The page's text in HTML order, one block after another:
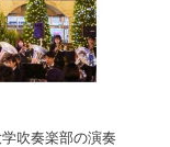
吹奏楽部の演奏